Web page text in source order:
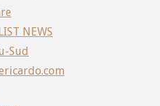
NEWS
Sud